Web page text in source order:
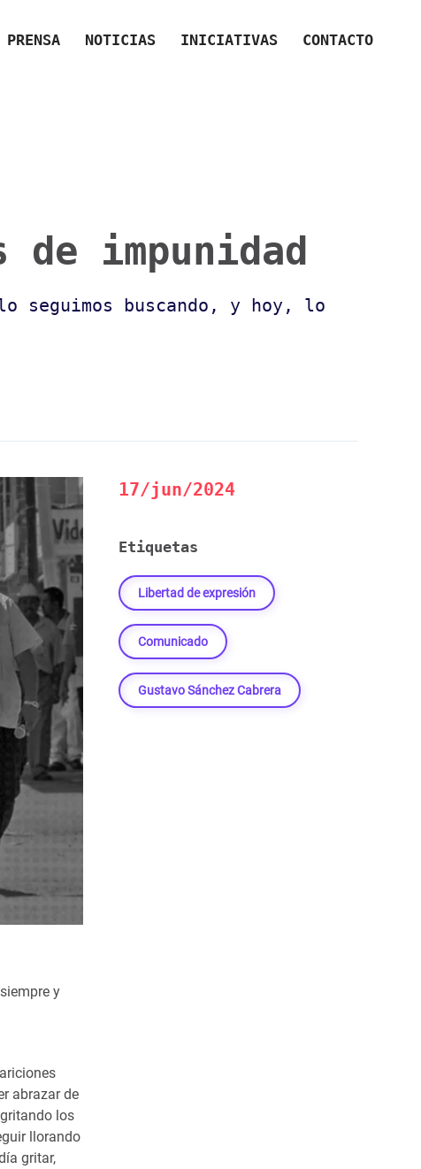
PRENSA NOTICIAS INICIATIVAS CONTACTO
impunidad
seguimos buscando, y hoy, lo
y
abrazar de
los
llorando
gritar,
17/jun/2024
Etiquetas
Libertad de expresión
Comunicado
Gustavo Sánchez Cabrera